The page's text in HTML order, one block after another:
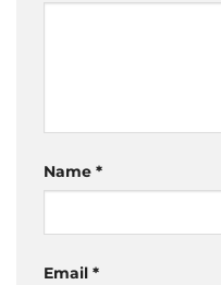
Name *
Email *